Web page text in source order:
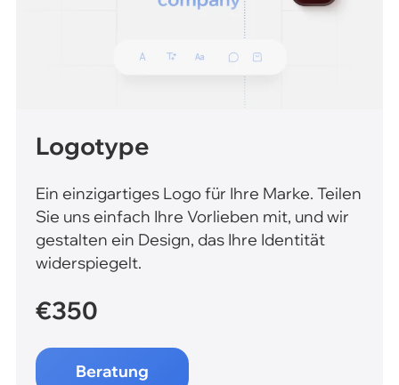
Logotype
Ein einzigartiges Logo für Ihre Marke. Teilen
Sie uns einfach Ihre Vorlieben mit, und wir
gestalten ein Design, das Ihre Identität
widerspiegelt.
€350
Beratung